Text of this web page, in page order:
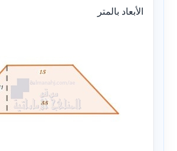
الأبعاد بالمتر